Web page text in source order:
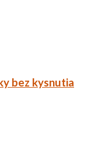
bez kysnutia